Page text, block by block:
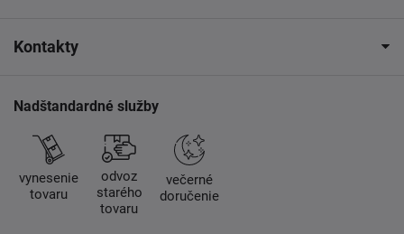
Kontakty
Nadštandardné služby
vynesenie
tovaru
odvoz
starého
tovaru
večerné
doručenie